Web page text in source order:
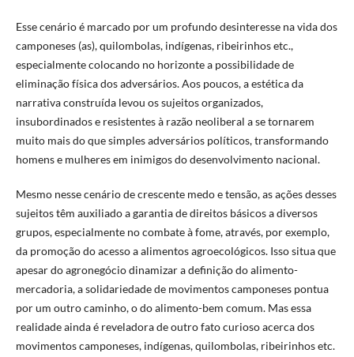
Esse cenário é marcado por um profundo desinteresse na vida dos
camponeses (as), quilombolas, indígenas, ribeirinhos etc.,
especialmente colocando no horizonte a possibilidade de
eliminação física dos adversários. Aos poucos, a estética da
narrativa construída levou os sujeitos organizados,
insubordinados e resistentes à razão neoliberal a se tornarem
muito mais do que simples adversários políticos, transformando
homens e mulheres em inimigos do desenvolvimento nacional.
Mesmo nesse cenário de crescente medo e tensão, as ações desses
sujeitos têm auxiliado a garantia de direitos básicos a diversos
grupos, especialmente no combate à fome, através, por exemplo,
da promoção do acesso a alimentos agroecológicos. Isso situa que
apesar do agronegócio dinamizar a definição do alimento-
mercadoria, a solidariedade de movimentos camponeses pontua
por um outro caminho, o do alimento-bem comum. Mas essa
realidade ainda é reveladora de outro fato curioso acerca dos
movimentos camponeses, indígenas, quilombolas, ribeirinhos etc.